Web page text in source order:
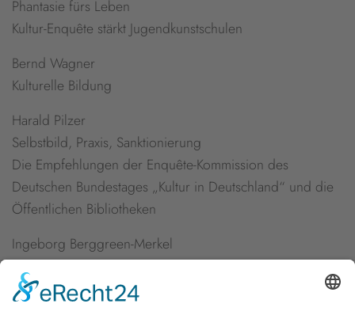
Phantasie fürs Leben
Kultur-Enquête stärkt Jugendkunstschulen
Bernd Wagner
Kulturelle Bildung
Harald Pilzer
Selbstbild, Praxis, Sanktionierung
Die Empfehlungen der Enquête-Kommission des
Deutschen Bundestages „Kultur in Deutschland“ und die
Öffentlichen Bibliotheken
Ingeborg Berggreen-Merkel
„Kultur in Deutschland“ – Was ist geschehen, wie geht es
weiter?